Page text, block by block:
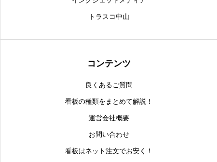
トラスコ中山
コンテンツ
良くあるご質問
看板の種類をまとめて解説！
運営会社概要
お問い合わせ
看板はネット注文でお安く！